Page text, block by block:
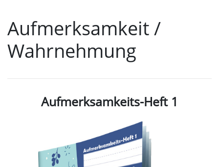
Aufmerksamkeit /
Wahrnehmung
Aufmerksamkeits-Heft 1